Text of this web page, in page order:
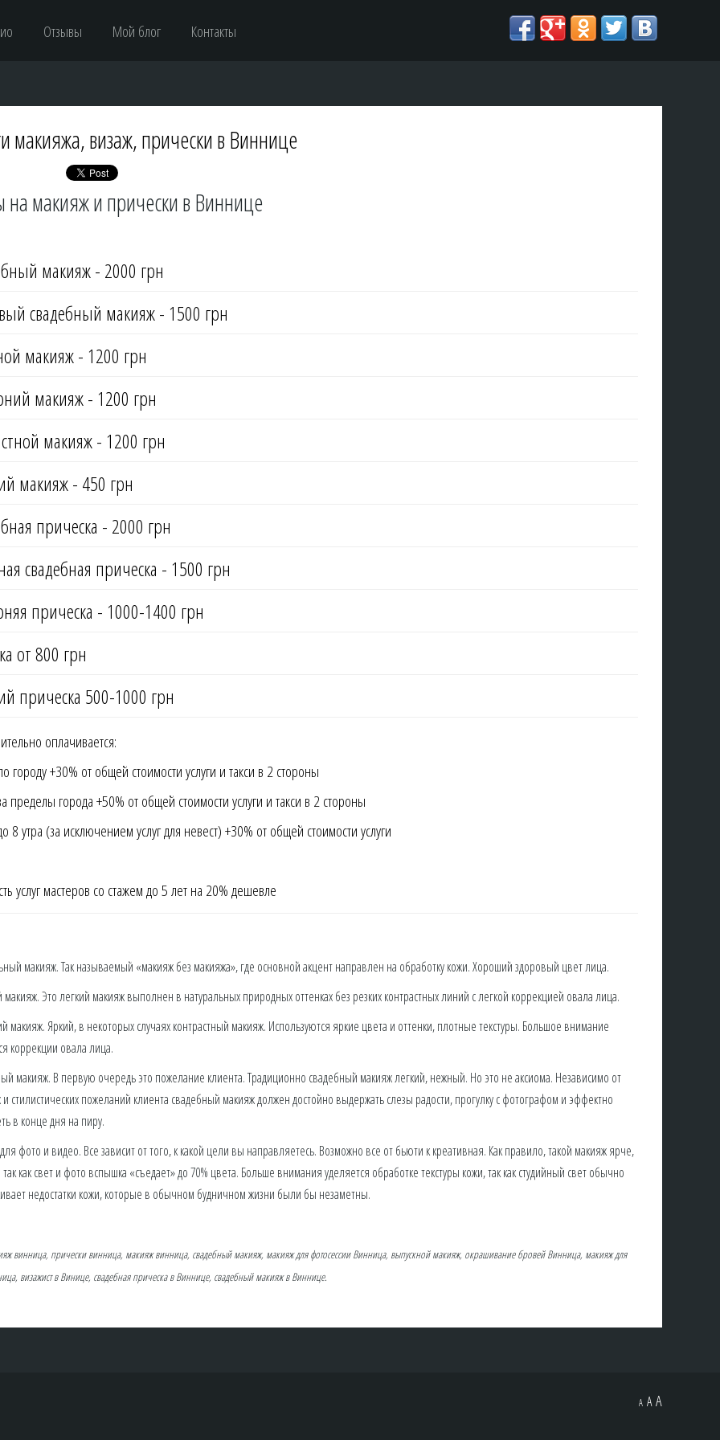
Отзывы Мой блог Контакты
макияжа, визаж, прически в Виннице
макияж и прически в Виннице
макияж - 2000 грн
свадебный макияж - 1500 грн
макияж - 1200 грн
макияж - 1200 грн
макияж - 1200 грн
макияж - 450 грн
прическа - 2000 грн
свадебная прическа - 1500 грн
прическа - 1000-1400 грн
от 800 грн
прическа 500-1000 грн
оплачивается:
городу +30% от общей стоимости услуги и такси в 2 стороны
пределы города +50% от общей стоимости услуги и такси в 2 стороны
8 утра (за исключением услуг для невест) +30% от общей стоимости услуги
услуг мастеров со стажем до 5 лет на 20% дешевле
макияж. Так называемый «макияж без макияжа», где основной акцент направлен на обработку кожи. Хороший здоровый цвет лица.
Это легкий макияж выполнен в натуральных природных оттенках без резких контрастных линий с легкой коррекцией овала лица.
макияж. Яркий, в некоторых случаях контрастный макияж. Используются яркие цвета и оттенки, плотные текстуры. Большое внимание
коррекции овала лица.
макияж. В первую очередь это пожелание клиента. Традиционно свадебный макияж легкий, нежный. Но это не аксиома. Независимо от
стилистических пожеланий клиента свадебный макияж должен достойно выдержать слезы радости, прогулку с фотографом и эффектно
в конце дня на пиру.
фото и видео. Все зависит от того, к какой цели вы направляетесь. Возможно все от бьюти к креативная. Как правило, такой макияж ярче,
как свет и фото вспышка «съедает» до 70% цвета. Больше внимания уделяется обработке текстуры кожи, так как студийный свет обычно
недостатки кожи, которые в обычном будничном жизни были бы незаметны.
винница, прически винница, макияж винница, свадебный макияж, макияж для фотосессии Винница, выпускной макияж, окрашивание бровей Винница, макияж для
визажист в Винице, свадебная прическа в Виннице, свадебный макияж в Виннице.
A A A